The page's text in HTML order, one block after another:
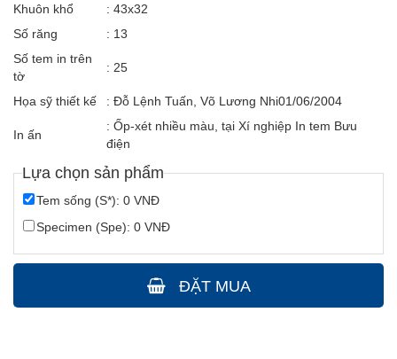
Khuôn khổ
: 43x32
Số răng
: 13
Số tem in trên
tờ
: 25
Họa sỹ thiết kế : Đỗ Lệnh Tuấn, Võ Lương Nhi01/06/2004
In ấn
: Ốp-xét nhiều màu, tại Xí nghiệp In tem Bưu
điện
Lựa chọn sản phẩm
Tem sống (S*): 0 VNĐ
Specimen (Spe): 0 VNĐ
ĐẶT MUA